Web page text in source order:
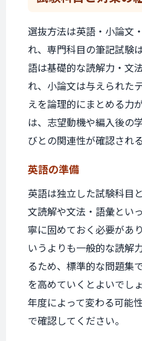
選抜方法は英語・小論文
れ、専門科目の筆記試験
語は基礎的な読解力・文
れ、小論文は与えられた
えを論理的にまとめる力
は、志望動機や編入後の
びとの関連性が確認され
英語の準備
英語は独立した試験科目
文読解や文法・語彙とい
寧に固めておく必要があ
いうよりも一般的な読解
るため、標準的な問題集
を高めていくとよいでし
年度によって変わる可能
で確認してください。